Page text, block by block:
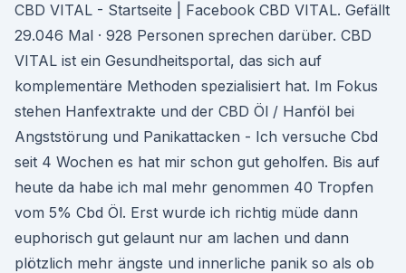
CBD VITAL - Startseite | Facebook CBD VITAL. Gefällt
29.046 Mal · 928 Personen sprechen darüber. CBD
VITAL ist ein Gesundheitsportal, das sich auf
komplementäre Methoden spezialisiert hat. Im Fokus
stehen Hanfextrakte und der CBD Öl / Hanföl bei
Angststörung und Panikattacken - Ich versuche Cbd
seit 4 Wochen es hat mir schon gut geholfen. Bis auf
heute da habe ich mal mehr genommen 40 Tropfen
vom 5% Cbd Öl. Erst wurde ich richtig müde dann
euphorisch gut gelaunt nur am lachen und dann
plötzlich mehr ängste und innerliche panik so als ob